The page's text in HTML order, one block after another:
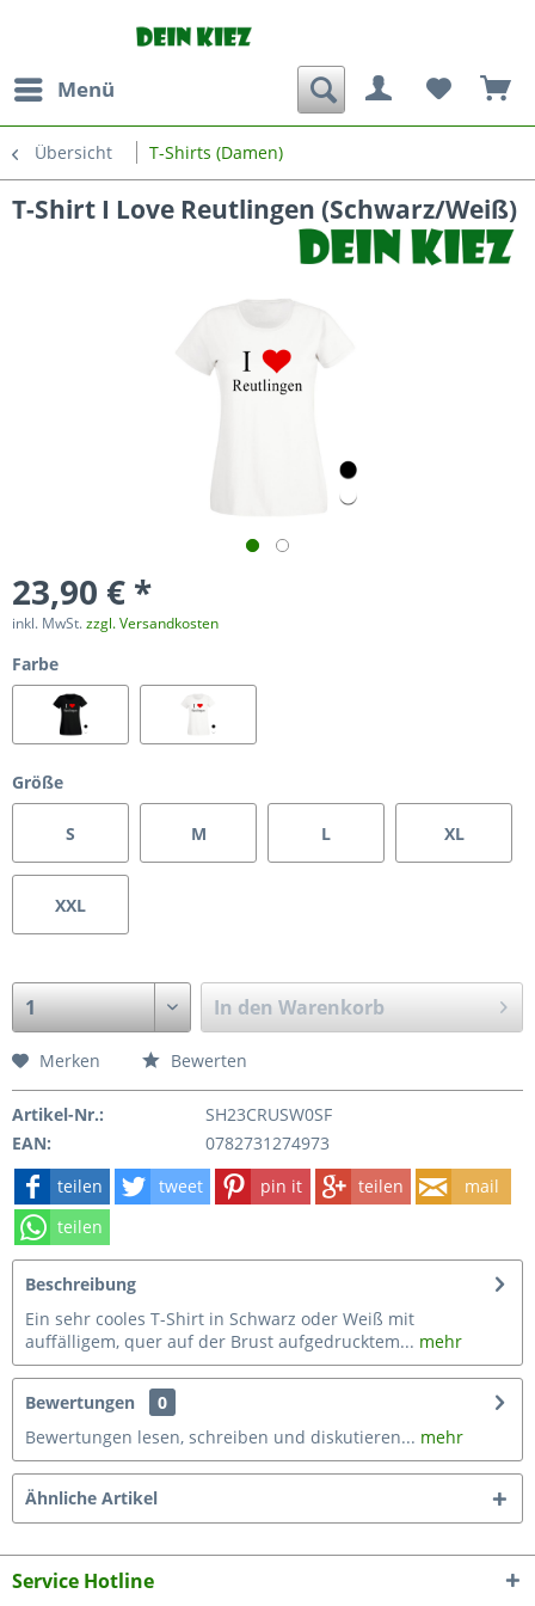
Menü
Übersicht T-Shirts (Damen)
T-Shirt I Love Reutlingen (Schwarz/Weiß)
23,90 € *
inkl. MwSt.zzgl. Versandkosten
Farbe
Größe
S M L XL
XXL
In den Warenkorb
Merken Bewerten
Artikel-Nr.:
SH23CRUSW0SF
EAN:
0782731274973
teilen
tweet pin it teilen
mail
teilen
Beschreibung
Ein sehr cooles T-Shirt in Schwarz oder Weiß mit
auffälligem, quer auf der Brust aufgedrucktem... mehr
Bewertungen
0
Bewertungen lesen, schreiben und diskutieren... mehr
Ähnliche Artikel
Service Hotline